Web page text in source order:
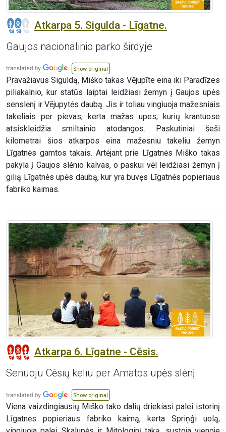
Atkarpa 5. Sigulda - Līgatne.
Gaujos nacionalinio parko širdyje
Show original
Pravažiavus Siguldą, Miško takas Vējupīte eina iki Paradīzes
piliakalnio, kur statūs laiptai leidžiasi žemyn į Gaujos upės
senslėnį ir Vējupytės daubą. Jis ir toliau vingiuoja mažesniais
takeliais per pievas, kerta mažas upes, kurių krantuose
atsiskleidžia smiltainio atodangos. Paskutiniai šeši
kilometrai šios atkarpos eina mažesniu takeliu žemyn
Līgatnės gamtos takais. Artėjant prie Līgatnės Miško takas
pakyla į Gaujos slėnio kalvas, o paskui vėl leidžiasi žemyn į
gilią Līgatnės upės daubą, kur yra buvęs Līgatnės popieriaus
fabriko kaimas.
Atkarpa 6. Līgatne - Cēsis.
Senuoju Cėsių keliu per Amatos upės slėnį
Show original
Viena vaizdingiausių Miško tako dalių driekiasi palei istorinį
Līgatnės popieriaus fabriko kaimą, kerta Spriņģi uolą,